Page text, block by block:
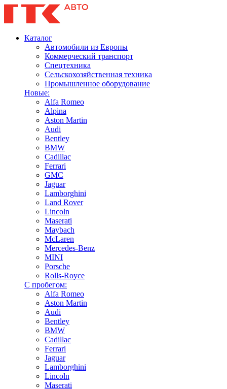
Каталог
Автомобили из Европы
Коммерческий транспорт
Спецтехника
Сельскохозяйственная техника
Промышленное оборудование
Новые:
Alfa Romeo
Alpina
Aston Martin
Audi
Bentley
BMW
Cadillac
Ferrari
GMC
Jaguar
Lamborghini
Land Rover
Lincoln
Maserati
Maybach
McLaren
Mercedes-Benz
MINI
Porsche
Rolls-Royce
С пробегом:
Alfa Romeo
Aston Martin
Audi
Bentley
BMW
Cadillac
Ferrari
Jaguar
Lamborghini
Lincoln
Maserati